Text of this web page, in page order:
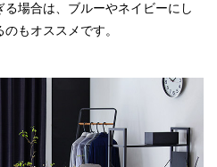
場合は、ブルーやネイビーにし
もオススメです。